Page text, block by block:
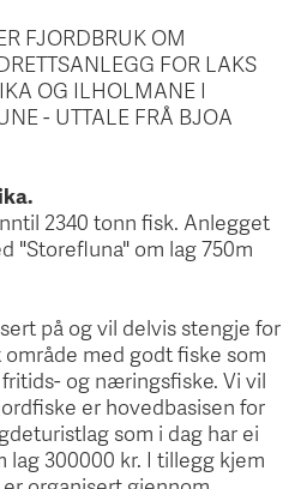
FJORDBRUK OM
FOR LAKS
OG ILHOLMANE I
- UTTALE FRÅ BJOA
2340 tonn fisk. Anlegget
"Storefluna" om lag 750m
på og vil delvis stengje for
med godt fiske som
og næringsfiske. Vi vil
er hovedbasisen for
som i dag har ei
lag 300000 kr. I tillegg kjem